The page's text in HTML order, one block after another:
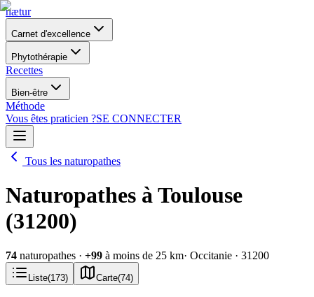
nætur
Carnet d'excellence
Phytothérapie
Recettes
Bien-être
Méthode
Vous êtes praticien ?SE CONNECTER
Tous les naturopathes
Naturopathes à Toulouse
(31200)
74 naturopathes · +99 à moins de 25 km· Occitanie · 31200
Liste(173) Carte(74)